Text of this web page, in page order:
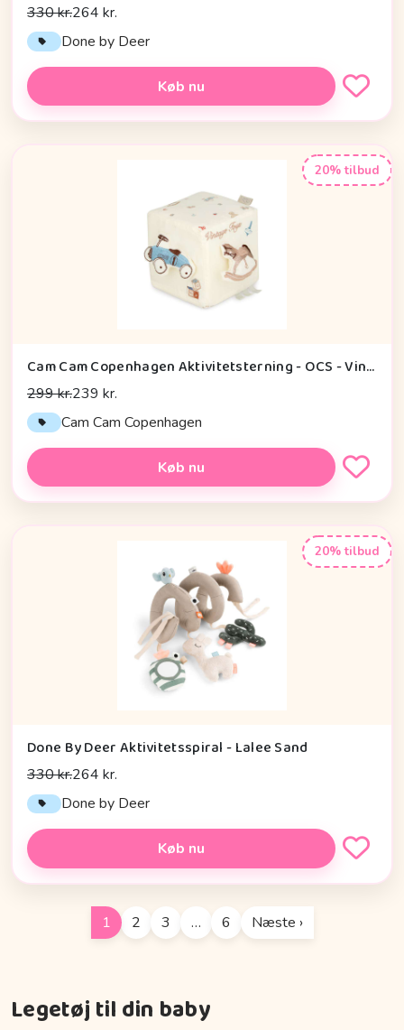
330 kr.264 kr.
Done by Deer
Køb nu
20% tilbud
Cam Cam Copenhagen Aktivitetsterning - OCS - Vintage Toys
299 kr.239 kr.
Cam Cam Copenhagen
Køb nu
20% tilbud
Done By Deer Aktivitetsspiral - Lalee Sand
330 kr.264 kr.
Done by Deer
Køb nu
1 2 3 … 6 Næste ›
Legetøj til din baby